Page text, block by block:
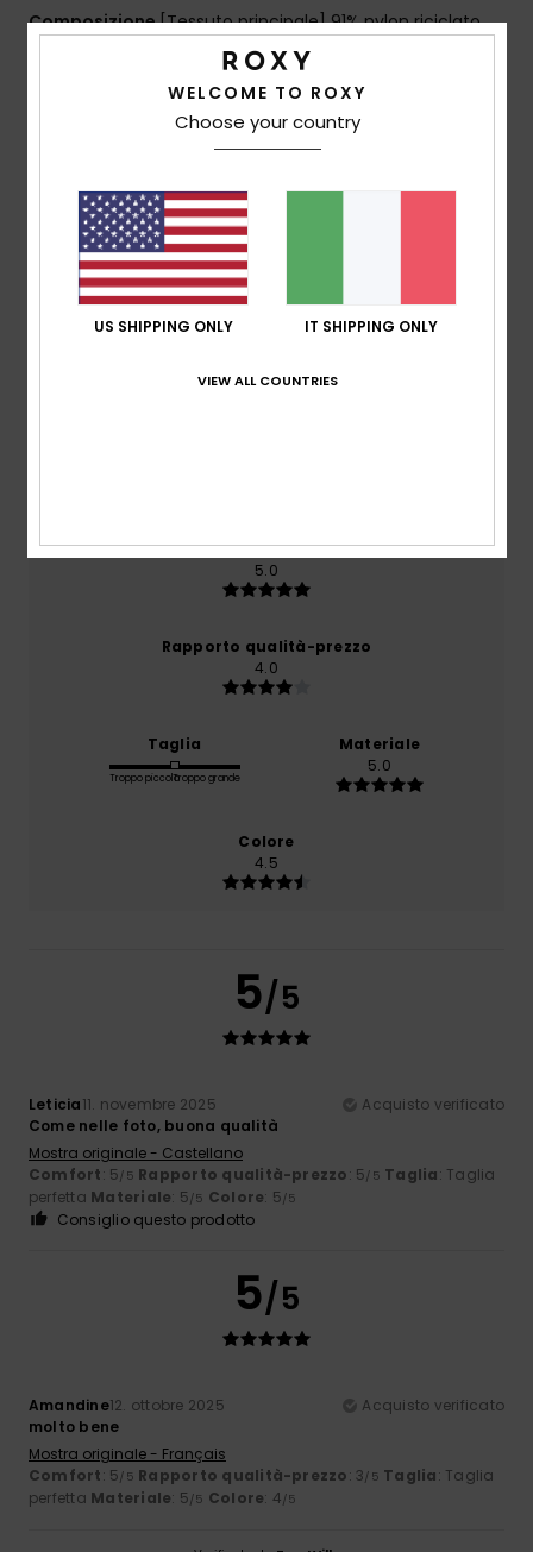
Composizione[Tessuto principale] 91% nylon riciclato,
Spedizioni e Resi
Recensioni dei clienti
Punteggio medio
5.0/5
Comfort
5.0
Rapporto qualità-prezzo
4.0
Taglia
Troppo piccoloTroppo grande
Materiale
5.0
Colore
4.5
5/5
Leticia11. novembre 2025
Acquisto verificato
Come nelle foto, buona qualità
Mostra originale - Castellano
Comfort: 5/5 Rapporto qualità-prezzo: 5/5 Taglia: Taglia
perfetta Materiale: 5/5 Colore: 5/5
Consiglio questo prodotto
5/5
Amandine12. ottobre 2025
Acquisto verificato
molto bene
Mostra originale - Français
Comfort: 5/5 Rapporto qualità-prezzo: 3/5 Taglia: Taglia
perfetta Materiale: 5/5 Colore: 4/5
WELCOME TO ROXY
Choose your country
US SHIPPING ONLY IT SHIPPING ONLY
VIEW ALL COUNTRIES